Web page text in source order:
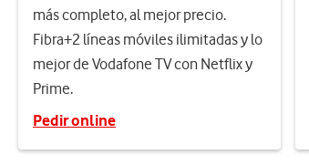
más completo, al mejor precio.
Fibra+2 líneas móviles ilimitadas y lo
mejor de Vodafone TV con Netflix y
Prime.
Pedir online